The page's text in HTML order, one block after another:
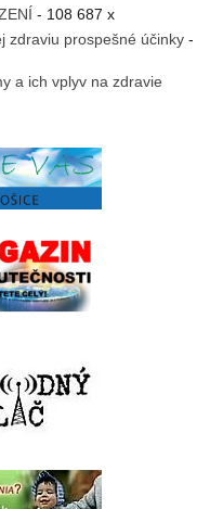
- 108 687 x
zdraviu prospešné účinky -
a ich vplyv na zdravie